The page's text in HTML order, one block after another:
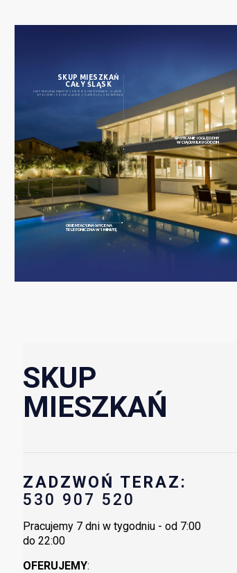
SKUP MIESZKAŃ
CAŁY ŚLĄSK
SKUP MIESZKAŃ NAWET W 3 DNI W WOJEWÓDZTWACH: ŚLĄSKIM,
OPOLSKIM I DOLNOŚLĄSKIM, Z PŁATNOŚCIĄ U NOTARIUSZA
ORIENTACYJNA WYCENA
TELEFONICZNA W 1 MINUTĘ
SPOTKANIE I OGLĘDZNY
W CIĄGU KILKU GODZIN
SKUP
MIESZKAŃ
ZADZWOŃ TERAZ:
530 907 520
Pracujemy 7 dni w tygodniu - od 7:00
do 22:00
OFERUJEMY: